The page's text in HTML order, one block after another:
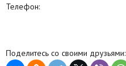
Телефон:
Поделитесь со своими друзьями: